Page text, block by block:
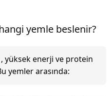
yemle beslenir?
, yüksek enerji ve protein
yemler arasında: